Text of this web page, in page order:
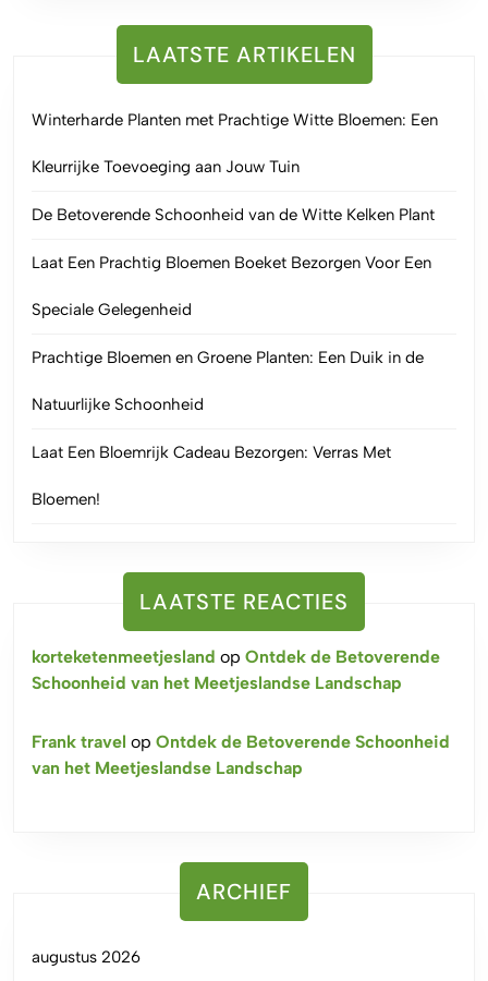
LAATSTE ARTIKELEN
Winterharde Planten met Prachtige Witte Bloemen: Een
Kleurrijke Toevoeging aan Jouw Tuin
De Betoverende Schoonheid van de Witte Kelken Plant
Laat Een Prachtig Bloemen Boeket Bezorgen Voor Een
Speciale Gelegenheid
Prachtige Bloemen en Groene Planten: Een Duik in de
Natuurlijke Schoonheid
Laat Een Bloemrijk Cadeau Bezorgen: Verras Met
Bloemen!
LAATSTE REACTIES
korteketenmeetjesland op Ontdek de Betoverende
Schoonheid van het Meetjeslandse Landschap
Frank travel op Ontdek de Betoverende Schoonheid
van het Meetjeslandse Landschap
ARCHIEF
augustus 2026